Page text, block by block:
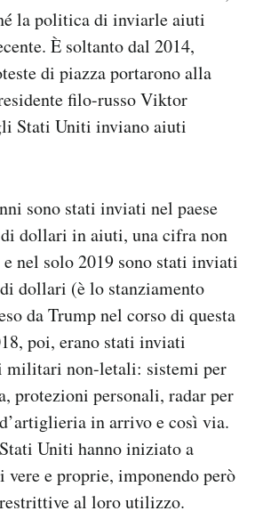
la politica di inviarle aiuti
È soltanto dal 2014,
di piazza portarono alla
filo-russo Viktor
Stati Uniti inviano aiuti
sono stati inviati nel paese
dollari in aiuti, una cifra non
nel solo 2019 sono stati inviati
dollari (è lo stanziamento
da Trump nel corso di questa
poi, erano stati inviati
militari non-letali: sistemi per
protezioni personali, radar per
in arrivo e così via.
Uniti hanno iniziato a
vere e proprie, imponendo però
al loro utilizzo.